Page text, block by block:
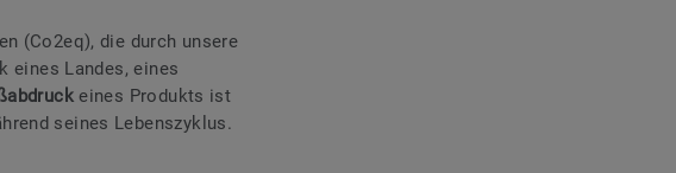
(Co2eq), die durch unsere
eines Landes, eines
eines Produkts ist
seines Lebenszyklus.